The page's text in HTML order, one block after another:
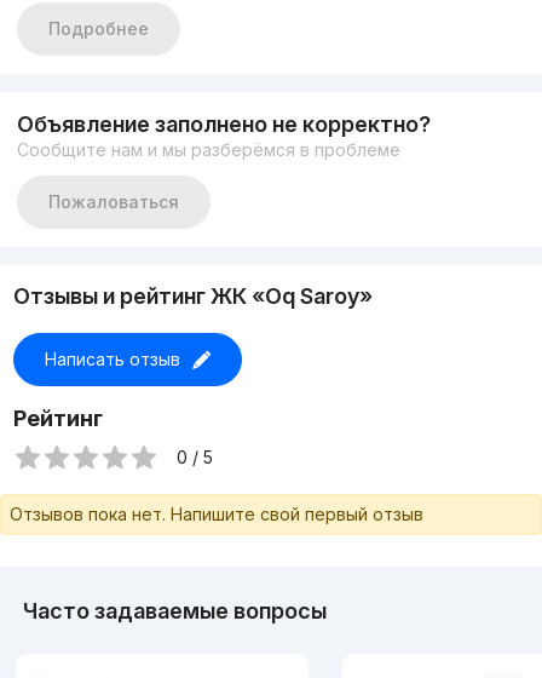
Состояние: Евро ЛЮКС
Мебелью и ТЕХНИКОЙ
Подробнее
Объявление заполнено не корректно?
Сообщите нам и мы разберёмся в проблеме
Пожаловаться
Отзывы и рейтинг ЖК «Oq Saroy»
Написать отзыв
Рейтинг
0 / 5
Отзывов пока нет. Напишите свой первый отзыв
Часто задаваемые вопросы